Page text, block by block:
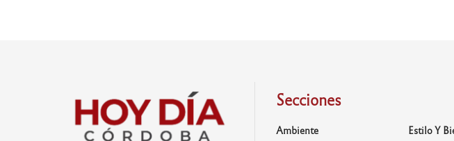
Secciones
Ambiente
Estilo Y